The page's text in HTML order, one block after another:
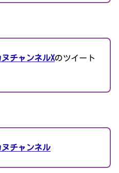
ヌチャンネルXのツイート
ヌチャンネル